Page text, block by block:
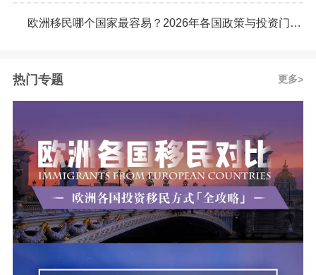
欧洲移民哪个国家最容易？2026年各国政策与投资门槛全面对比
热门专题 更多